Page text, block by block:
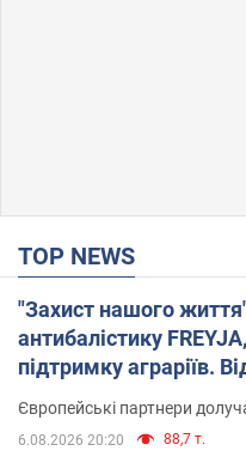
TOP NEWS
"Захист нашого
антибалістику
підтримку аграріїв.
Європейські партнери
6.08.2026 20:20 88,7 т.